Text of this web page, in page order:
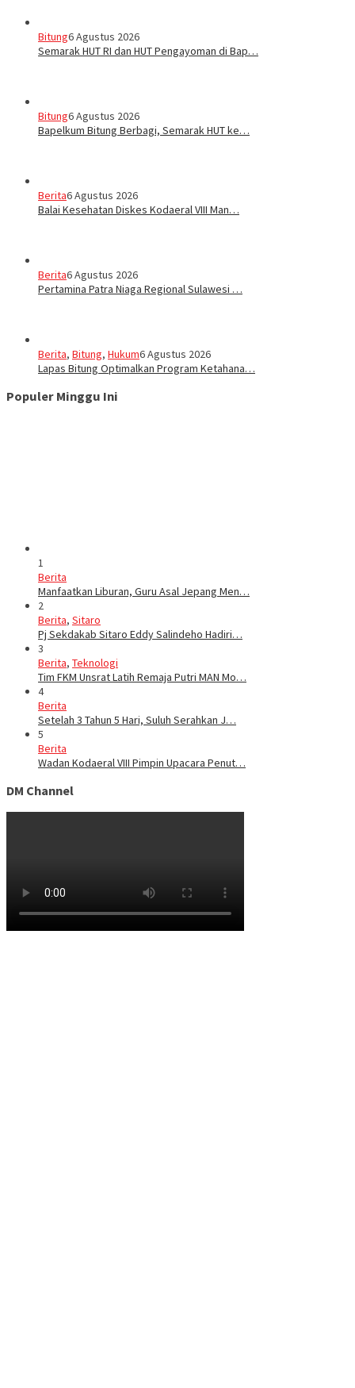
Bitung6 Agustus 2026
Semarak HUT RI dan HUT Pengayoman di Bap…
Bitung6 Agustus 2026
‎Bapelkum Bitung Berbagi, Semarak HUT ke…
Berita6 Agustus 2026
Balai Kesehatan Diskes Kodaeral VIII Man…
Berita6 Agustus 2026
Pertamina Patra Niaga Regional Sulawesi …
Berita, Bitung, Hukum6 Agustus 2026
Lapas Bitung Optimalkan Program Ketahana…
Populer Minggu Ini
1
Berita
Manfaatkan Liburan, Guru Asal Jepang Men…
2
Berita, Sitaro
Pj Sekdakab Sitaro Eddy Salindeho Hadiri…
3
Berita, Teknologi
Tim FKM Unsrat Latih Remaja Putri MAN Mo…
4
Berita
Setelah 3 Tahun 5 Hari, Suluh Serahkan J…
5
Berita
Wadan Kodaeral VIII Pimpin Upacara Penut…
DM Channel